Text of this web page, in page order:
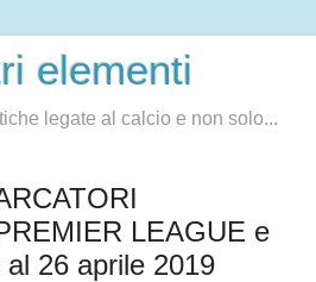
elementi
legate al calcio e non solo...
LEAGUE e
26 aprile 2019